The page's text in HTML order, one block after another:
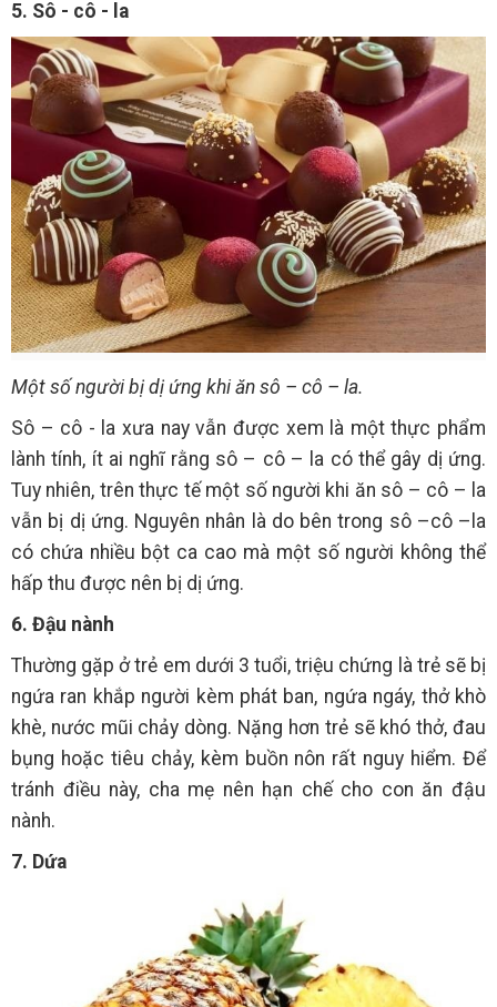
5. Sô - cô - la
Một số người bị dị ứng khi ăn sô – cô – la.
Sô – cô - la xưa nay vẫn được xem là một thực phẩm
lành tính, ít ai nghĩ rằng sô – cô – la có thể gây dị ứng.
Tuy nhiên, trên thực tế một số người khi ăn sô – cô – la
vẫn bị dị ứng. Nguyên nhân là do bên trong sô –cô –la
có chứa nhiều bột ca cao mà một số người không thể
hấp thu được nên bị dị ứng.
6. Đậu nành
Thường gặp ở trẻ em dưới 3 tuổi, triệu chứng là trẻ sẽ bị
ngứa ran khắp người kèm phát ban, ngứa ngáy, thở khò
khè, nước mũi chảy dòng. Nặng hơn trẻ sẽ khó thở, đau
bụng hoặc tiêu chảy, kèm buồn nôn rất nguy hiểm. Để
tránh điều này, cha mẹ nên hạn chế cho con ăn đậu
nành.
7. Dứa